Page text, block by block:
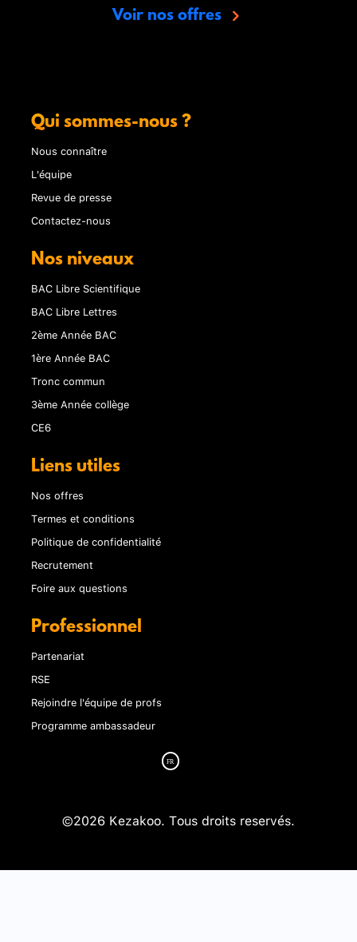
Voir nos offres
Qui sommes-nous ?
Nous connaître
L'équipe
Revue de presse
Contactez-nous
Nos niveaux
BAC Libre Scientifique
BAC Libre Lettres
2ème Année BAC
1ère Année BAC
Tronc commun
3ème Année collège
CE6
Liens utiles
Nos offres
Termes et conditions
Politique de confidentialité
Recrutement
Foire aux questions
Professionnel
Partenariat
RSE
Rejoindre l'équipe de profs
Programme ambassadeur
©2026 Kezakoo. Tous droits reservés.